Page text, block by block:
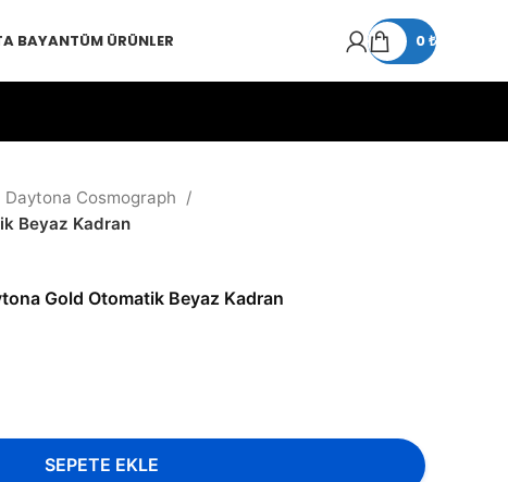
BAYANTÜM ÜRÜNLER 0₺
Daytona Cosmograph
Beyaz Kadran
Gold Otomatik Beyaz Kadran
SEPETE EKLE